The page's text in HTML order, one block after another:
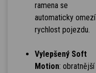
ramena se
automaticky omezí
rychlost pojezdu.
Vylepšený Soft
Motion: obratnější